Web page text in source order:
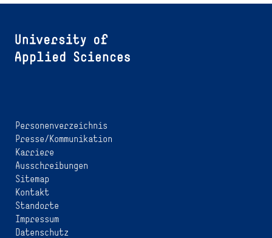
Personenverzeichnis
Presse/Kommunikation
Karriere
Ausschreibungen
Sitemap
Kontakt
Standorte
Impressum
Datenschutz